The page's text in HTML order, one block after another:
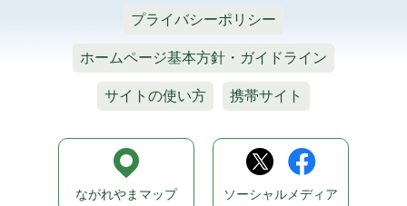
プライバシーポリシー
ホームページ基本方針・ガイドライン
サイトの使い方 携帯サイト
ながれやまマップ ソーシャルメディア